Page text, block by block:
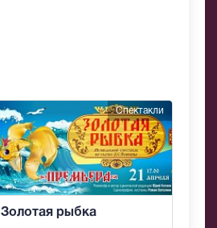
Спектакли
Золотая рыбка